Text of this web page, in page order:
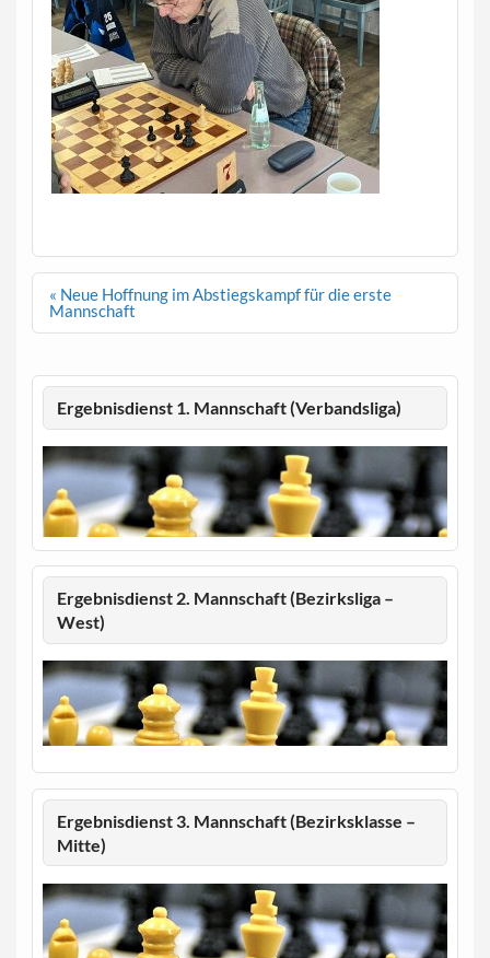
Beitragsnavigation
« Neue Hoffnung im Abstiegskampf für die erste
Mannschaft
Ergebnisdienst 1. Mannschaft (Verbandsliga)
Ergebnisdienst 2. Mannschaft (Bezirksliga –
West)
Ergebnisdienst 3. Mannschaft (Bezirksklasse –
Mitte)